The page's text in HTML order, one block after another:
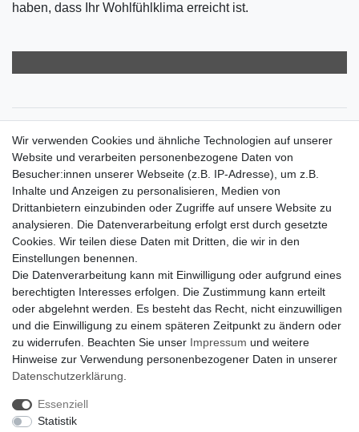
haben, dass Ihr Wohlfühlklima erreicht ist.
Versandkosten
Der Weg zur eigenen Klimaanlage
Inbetriebnahme & Serviceleistungen
Für Interessierte aus der Schweiz
Klimaanlage = Wärmepumpe
Hilfe
Bankverbindung:
encliso GmbH
Kreissparkasse Verl
Kto-Nr. 25007352 - BLZ 47853520
BIC/SWIFT: WELADED1WDB
IBAN: DE07 4785 3520 0025 0073 52
Impressum
Wir verwenden Cookies und ähnliche Technologien auf unserer
Website und verarbeiten personenbezogene Daten von
Besucher:innen unserer Webseite (z.B. IP-Adresse), um z.B.
Inhalte und Anzeigen zu personalisieren, Medien von
Drittanbietern einzubinden oder Zugriffe auf unsere Website zu
analysieren. Die Datenverarbeitung erfolgt erst durch gesetzte
Cookies. Wir teilen diese Daten mit Dritten, die wir in den
Einstellungen benennen.
Die Datenverarbeitung kann mit Einwilligung oder aufgrund eines
berechtigten Interesses erfolgen. Die Zustimmung kann erteilt
oder abgelehnt werden. Es besteht das Recht, nicht einzuwilligen
und die Einwilligung zu einem späteren Zeitpunkt zu ändern oder
zu widerrufen. Beachten Sie unser Impressum und weitere
Hinweise zur Verwendung personenbezogener Daten in unserer
Daten­schutz­erklärung
Essenziell
Statistik